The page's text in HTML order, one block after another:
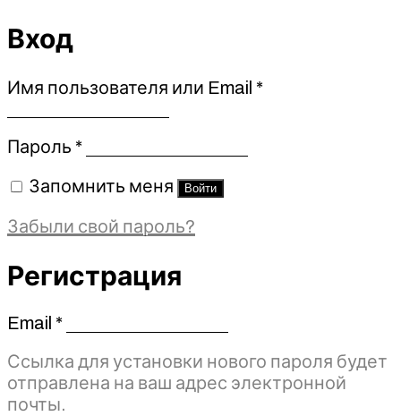
Вход
Имя пользователя или Email *Обязательно
Пароль *Обязательно
Запомнить меня Войти
Забыли свой пароль?
Регистрация
Email *Обязательно
Ссылка для установки нового пароля будет
отправлена ​​на ваш адрес электронной
почты.